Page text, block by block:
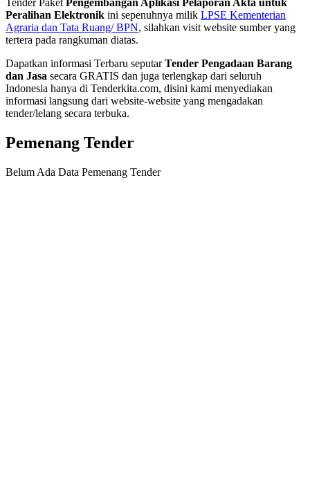
Tender Paket Pengembangan Aplikasi Pelaporan Akta untuk
Peralihan Elektronik ini sepenuhnya milik LPSE Kementerian
Agraria dan Tata Ruang/ BPN, silahkan visit website sumber yang
tertera pada rangkuman diatas.
Dapatkan informasi Terbaru seputarTender Pengadaan Barang
dan Jasa secara GRATIS dan juga terlengkap dari seluruh
Indonesia hanya di Tenderkita.com, disini kami menyediakan
informasi langsung dari website-website yang mengadakan
tender/lelang secara terbuka.
Pemenang Tender
Belum Ada Data Pemenang Tender